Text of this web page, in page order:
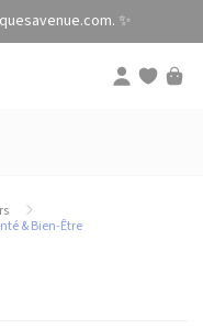
✨
& Bien-Être